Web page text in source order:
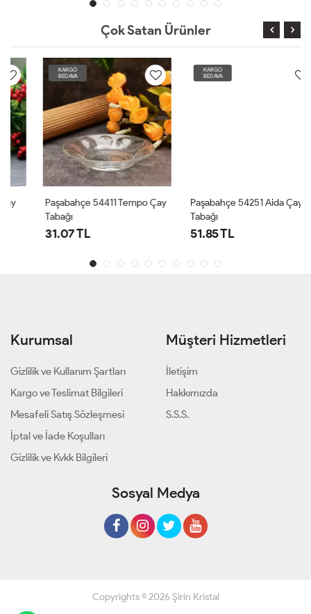
Çok Satan Ürünler
Paşabahçe 54411 Tempo Çay
Tabağı
31.07 TL
Paşabahçe 54251 Aida Çay
Tabağı
51.85 TL
Kurumsal
Gizlilik ve Kullanım Şartları
Kargo ve Teslimat Bilgileri
Mesafeli Satış Sözleşmesi
İptal ve İade Koşulları
Gizlilik ve Kvkk Bilgileri
Müşteri Hizmetleri
İletişim
Hakkımızda
S.S.S.
Sosyal Medya
Copyrights © 2026 Şirin Kristal